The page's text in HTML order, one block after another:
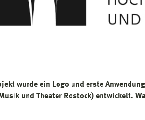
wurde ein Logo und erste
und Theater Rostock) entwickelt.